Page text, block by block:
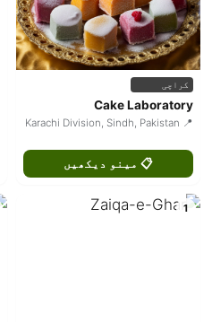
کراچی
Cake Laboratory
📍 Karachi Division, Sindh, Pakistan
📋 مینو دیکھیں
1